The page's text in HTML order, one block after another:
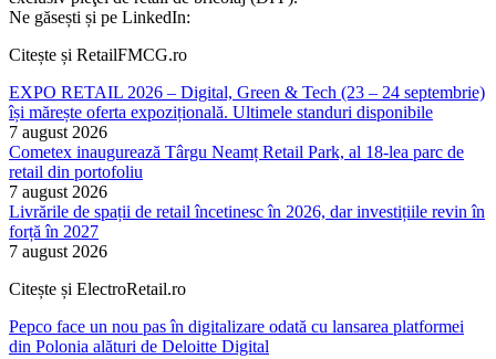
Ne găsești și pe LinkedIn:
Citește și RetailFMCG.ro
EXPO RETAIL 2026 – Digital, Green & Tech (23 – 24 septembrie)
își mărește oferta expozițională. Ultimele standuri disponibile
7 august 2026
Cometex inaugurează Târgu Neamț Retail Park, al 18-lea parc de
retail din portofoliu
7 august 2026
Livrările de spații de retail încetinesc în 2026, dar investițiile revin în
forță în 2027
7 august 2026
Citește și ElectroRetail.ro
Pepco face un nou pas în digitalizare odată cu lansarea platformei
din Polonia alături de Deloitte Digital